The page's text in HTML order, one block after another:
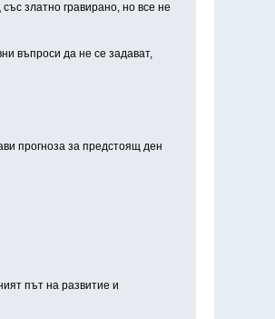
златно гравирано, но все не
въпроси да не се задават,
прогноза за предстоящ ден
път на развитие и